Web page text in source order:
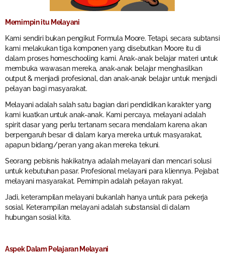
Memimpin itu Melayani
Kami sendiri bukan pengikut Formula Moore. Tetapi, secara subtansi
kami melakukan tiga komponen yang disebutkan Moore itu di
dalam proses homeschooling kami. Anak-anak belajar materi untuk
membuka wawasan mereka, anak-anak belajar menghasilkan
output & menjadi profesional, dan anak-anak belajar untuk menjadi
pelayan bagi masyarakat.
Melayani adalah salah satu bagian dari pendidikan karakter yang
kami kuatkan untuk anak-anak. Kami percaya, melayani adalah
spirit dasar yang perlu tertanam secara mendalam karena akan
berpengaruh besar di dalam karya mereka untuk masyarakat,
apapun bidang/peran yang akan mereka tekuni.
Seorang pebisnis hakikatnya adalah melayani dan mencari solusi
untuk kebutuhan pasar. Profesional melayani para kliennya. Pejabat
melayani masyarakat. Pemimpin adalah pelayan rakyat.
Jadi, keterampilan melayani bukanlah hanya untuk para pekerja
sosial. Keterampilan melayani adalah substansial di dalam
hubungan sosial kita.
Aspek Dalam Pelajaran Melayani